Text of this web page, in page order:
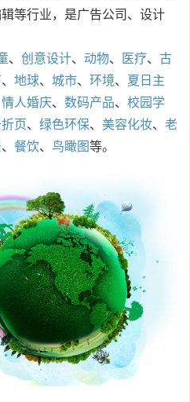
等行业，是广告公司、设计
、 创意设计、 动物、 医疗、 古
、 地球、 城市、 环境、 夏日主
情人婚庆、 数码产品、 校园学
页、 绿色环保、 美容化妆、 老
、 餐饮、 鸟瞰图等。